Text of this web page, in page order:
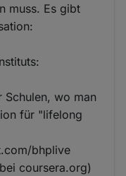
muss. Es gibt
wo man
für "lifelong
bhplive
coursera.org)